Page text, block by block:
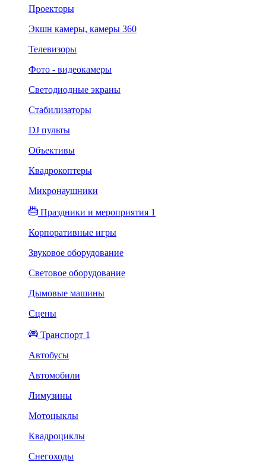
Проекторы
Экшн камеры, камеры 360
Телевизоры
Фото - видеокамеры
Светодиодные экраны
Стабилизаторы
DJ пульты
Объективы
Квадрокоптеры
Микронаушники
Праздники и мероприятия 1
Корпоративные игры
Звуковое оборудование
Световое оборудование
Дымовые машины
Сцены
Транспорт 1
Автобусы
Автомобили
Лимузины
Мотоцыклы
Квадроциклы
Снегоходы